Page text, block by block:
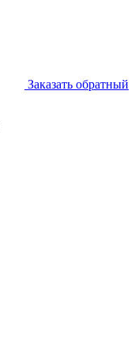
Заказать обратный